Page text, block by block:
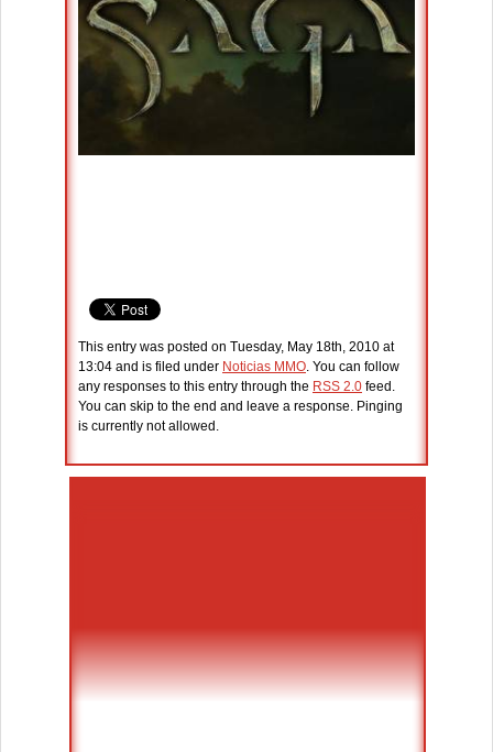
This entry was posted on Tuesday, May 18th, 2010 at
13:04 and is filed under Noticias MMO. You can follow
any responses to this entry through the RSS 2.0 feed.
You can skip to the end and leave a response. Pinging
is currently not allowed.